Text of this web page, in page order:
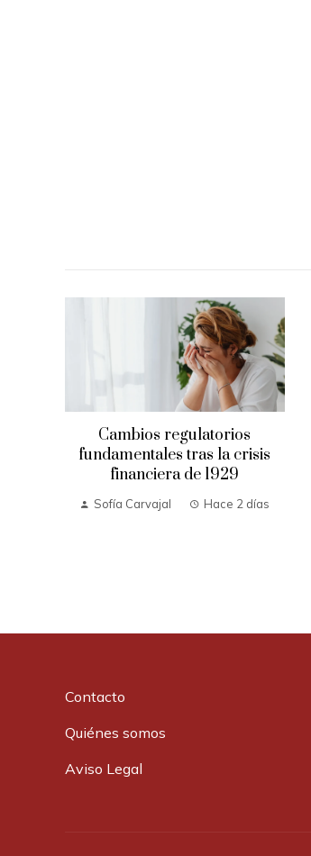
Cambios regulatorios
fundamentales tras la crisis
financiera de 1929
Sofía Carvajal Hace 2 días
Contacto
Quiénes somos
Aviso Legal